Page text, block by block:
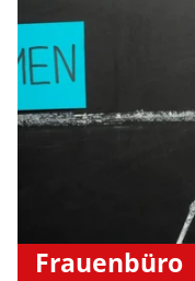
Frauenbüro